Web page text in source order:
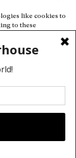
like cookies to
to these
consent,